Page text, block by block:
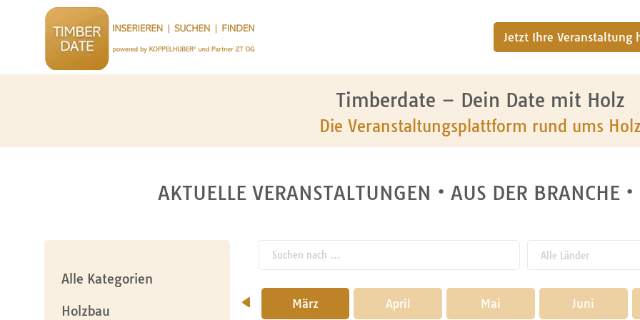
Jetzt Ihre Veranstaltung
Timberdate – Dein Date mit Holz
Die Veranstaltungsplattform rund ums Holz
AKTUELLE VERANSTALTUNGEN • AUS DER BRANCHE
Alle Kategorien
Holzbau
Suchen nach ...
pw_l
März April Mai Juni